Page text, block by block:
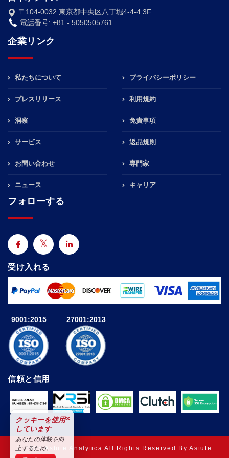
〒104-0032 東京都中央区八丁堀4-4-4 3F
電話番号: +81 - 5050505761
企業リンク
私たちについて
プレスリリース
洞察
サービス
お問い合わせ
ニュース
プライバシーポリシー
利用規約
免責事項
返品規則
専門家
キャリア
フォローする
受け入れる
9001:2015 27001:2013
信頼と信用
© 2025 Astute Analytica All Rights Reserved By Astute
クッキーを使用
しています
×
あなたの体験を向
上するため。.